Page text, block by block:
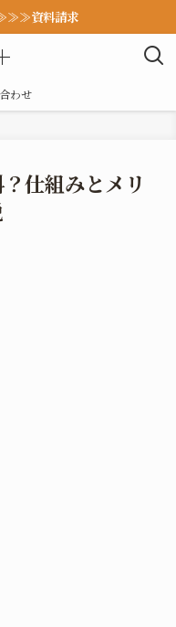
≫≫≫資料請求
わせ
仕組みとメリ